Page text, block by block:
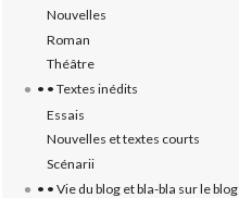
Nouvelles
Roman
Théâtre
• • Textes inédits
Essais
Nouvelles et textes courts
Scénarii
• • Vie du blog et bla-bla sur le blog